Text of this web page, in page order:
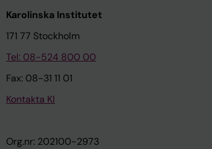
Karolinska Institutet
171 77 Stockholm
Tel: 08-524 800 00
Fax: 08-31 11 01
Kontakta KI
Org.nr: 202100-2973